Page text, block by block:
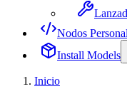
Nodos
Install Models
Inicio